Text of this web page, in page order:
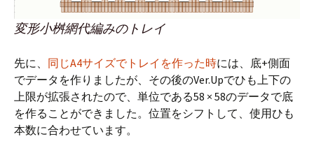
変形小桝網代編みのトレイ
先に、 同じA4サイズでトレイを作った時には、底+側面
でデータを作りましたが、その後のVer.Upでひも上下の
上限が拡張されたので、単位である58 × 58のデータで底
を作ることができました。位置をシフトして、使用ひも
本数に合わせています。